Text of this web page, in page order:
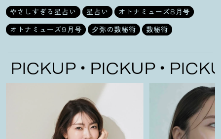
やさしすぎる星占い 星占い
オトナミューズ8月号
オトナミューズ9月号
夕弥の数秘術 数秘術
PICKUP PICKUP